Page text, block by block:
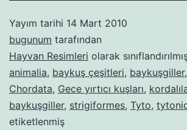
Yayım tarihi 14 Mart 2010
bugunum tarafından
Hayvan Resimleri olarak
animalia, baykuş çeşitleri, baykuşgiller,
Chordata, Gece yırtıcı kuşları,
baykuşgiller, strigiformes, Tyto,
etiketlenmiş